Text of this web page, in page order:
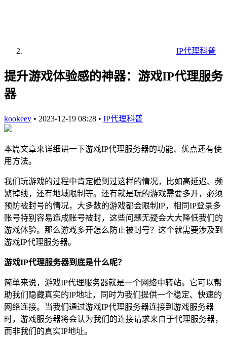
IP代理科普
提升游戏体验感的神器：游戏IP代理服务
器
kookeey • 2023-12-19 08:28 • IP代理科普
本篇文章来详细讲一下游戏IP代理服务器的功能、优点还有使
用方法。
我们玩游戏的过程中肯定碰到过这样的情况，比如高延迟、频
繁掉线，还有地域限制等。还有就是玩的游戏需要多开，必须
预防被封号的情况，大多数的游戏都会限制IP，相同IP登录多
账号特别容易造成账号被封，这些问题无疑会大大降低我们的
游戏体验。那么游戏多开怎么防止被封号？这个就需要涉及到
游戏IP代理服务器。
游戏IP代理服务器到底是什么呢？
简单来说，游戏IP代理服务器就是一个网络中转站。它可以帮
助我们隐藏真实的IP地址，同时为我们提供一个稳定、快速的
网络连接。当我们通过游戏IP代理服务器连接到游戏服务器
时，游戏服务器将会认为我们的连接请求来自于代理服务器，
而非我们的真实IP地址。